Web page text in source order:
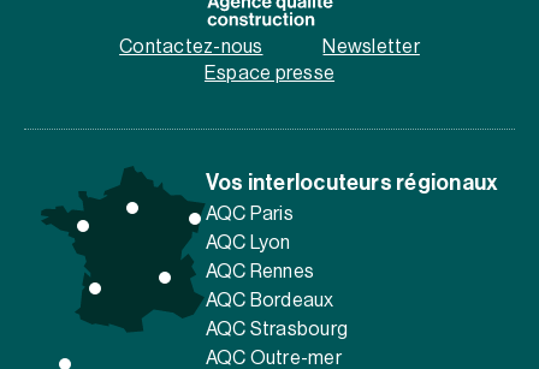
Contactez-nous
Newsletter
Espace presse
Vos interlocuteurs régionaux
AQC Paris
AQC Lyon
AQC Rennes
AQC Bordeaux
AQC Strasbourg
AQC Outre-mer